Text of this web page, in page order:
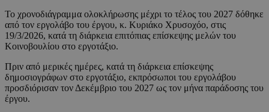
Το χρονοδιάγραμμα ολοκλήρωσης μέχρι το τέλος του 2027 δόθηκε
από τον εργολάβο του έργου, κ. Κυριάκο Χρυσοχόο, στις
19/3/2026, κατά τη διάρκεια επιτόπιας επίσκεψης μελών του
Κοινοβουλίου στο εργοτάξιο.
Πριν από μερικές ημέρες, κατά τη διάρκεια επίσκεψης
δημοσιογράφων στο εργοτάξιο, εκπρόσωποι του εργολάβου
προσδιόρισαν τον Δεκέμβριο του 2027 ως τον μήνα παράδοσης του
έργου.